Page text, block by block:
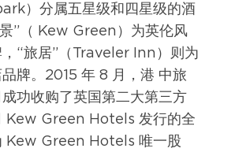
）分属五星级和四星级的酒
”（ Kew Green）为英伦风
“旅居”（Traveler Inn）则为
牌。2015 年 8 月，港 中旅
功收购了英国第二大第三方
Kew Green Hotels 发行的全
Kew Green Hotels 唯一股